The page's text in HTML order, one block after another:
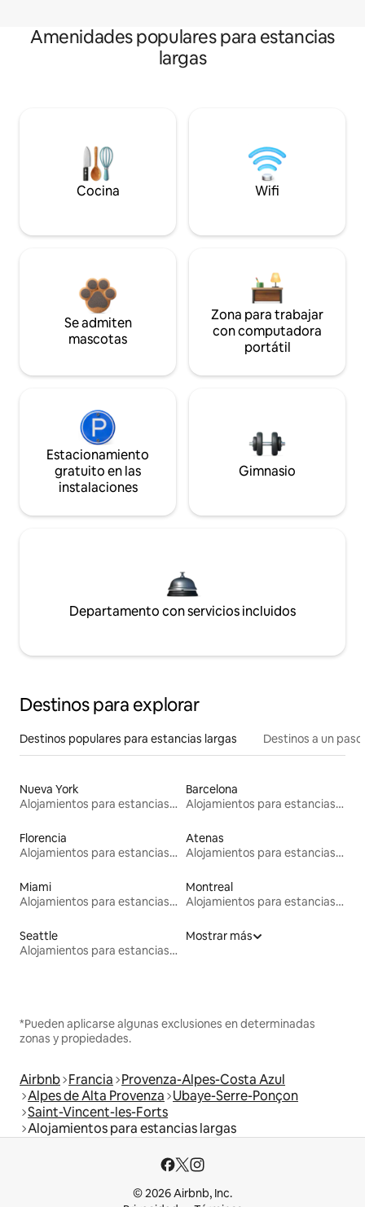
Amenidades populares para estancias
largas
Cocina Wifi
Se admiten
mascotas
Zona para trabajar
con computadora
portátil
Estacionamiento
gratuito en las
instalaciones
Gimnasio
Departamento con servicios incluidos
Destinos para explorar
Destinos populares para estancias largas Destinos a un
Nueva York
Alojamientos para estancias largas
Barcelona
Alojamientos para estancias largas
Florencia
Alojamientos para estancias largas
Atenas
Alojamientos para estancias largas
Miami
Alojamientos para estancias largas
Montreal
Alojamientos para estancias largas
Seattle
Alojamientos para estancias largas
Mostrar más
*Pueden aplicarse algunas exclusiones en determinadas
zonas y propiedades.
Airbnb Francia Provenza-Alpes-Costa Azul
Alpes de Alta Provenza Ubaye-Serre-Ponçon
Saint-Vincent-les-Forts
Alojamientos para estancias largas
© 2026 Airbnb, Inc.